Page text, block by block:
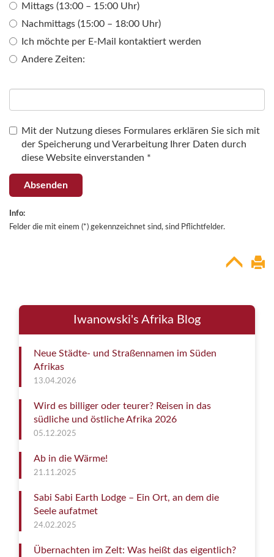
Mittags (13:00 – 15:00 Uhr)
Nachmittags (15:00 – 18:00 Uhr)
Ich möchte per E-Mail kontaktiert werden
Andere Zeiten:
Mit der Nutzung dieses Formulares erklären Sie sich mit
der Speicherung und Verarbeitung Ihrer Daten durch
diese Website einverstanden *
Absenden
Info:
Felder die mit einem (*) gekennzeichnet sind, sind Pflichtfelder.
Iwanowski's Afrika Blog
Neue Städte- und Straßennamen im Süden
Afrikas
13.04.2026
Wird es billiger oder teurer? Reisen in das
südliche und östliche Afrika 2026
05.12.2025
Ab in die Wärme!
21.11.2025
Sabi Sabi Earth Lodge – Ein Ort, an dem die
Seele aufatmet
24.02.2025
Übernachten im Zelt: Was heißt das eigentlich?